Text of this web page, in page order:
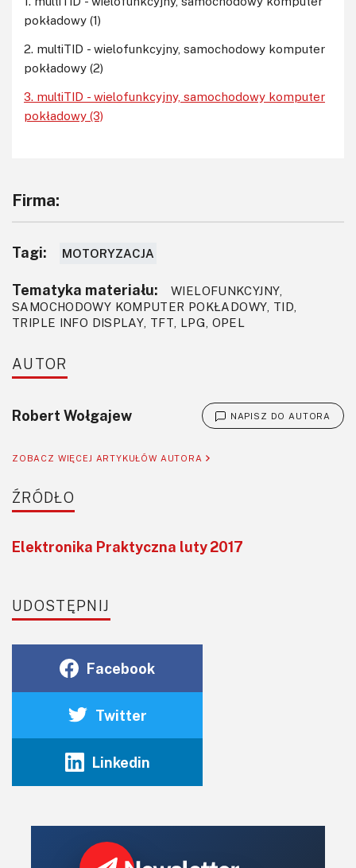
równej wysokości najwyższego elementu montowanego
fotografii 9 pokazano wygląd zmontowanego komputera
multiTID bez wyświetlacza TFT.
sterownika multiTID od strony elementów (bez wyświetlacza
pokładowy (1)
2. multiTID - wielofunkcyjny, samochodowy komputer
pokładowy (2)
3. multiTID - wielofunkcyjny, samochodowy komputer
pokładowy (3)
Firma:
Tagi: MOTORYZACJA
Tematyka materiału:
WIELOFUNKCYJNY,
SAMOCHODOWY KOMPUTER POKŁADOWY, TID,
TRIPLE INFO DISPLAY, TFT, LPG, OPEL
AUTOR
Robert Wołgajew NAPISZ DO AUTORA
ZOBACZ WIĘCEJ ARTYKUŁÓW AUTORA
ŹRÓDŁO
Elektronika Praktyczna luty 2017
UDOSTĘPNIJ
Facebook
Twitter
Linkedin